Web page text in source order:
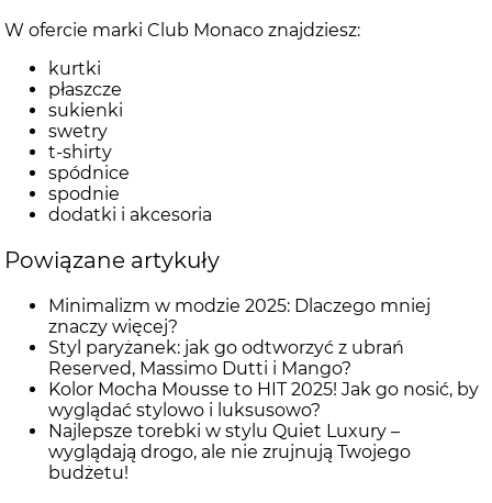
W ofercie marki Club Monaco znajdziesz:
kurtki
płaszcze
sukienki
swetry
t-shirty
spódnice
spodnie
dodatki i akcesoria
Powiązane artykuły
Minimalizm w modzie 2025: Dlaczego mniej
znaczy więcej?
Styl paryżanek: jak go odtworzyć z ubrań
Reserved, Massimo Dutti i Mango?
Kolor Mocha Mousse to HIT 2025! Jak go nosić, by
wyglądać stylowo i luksusowo?
Najlepsze torebki w stylu Quiet Luxury –
wyglądają drogo, ale nie zrujnują Twojego
budżetu!